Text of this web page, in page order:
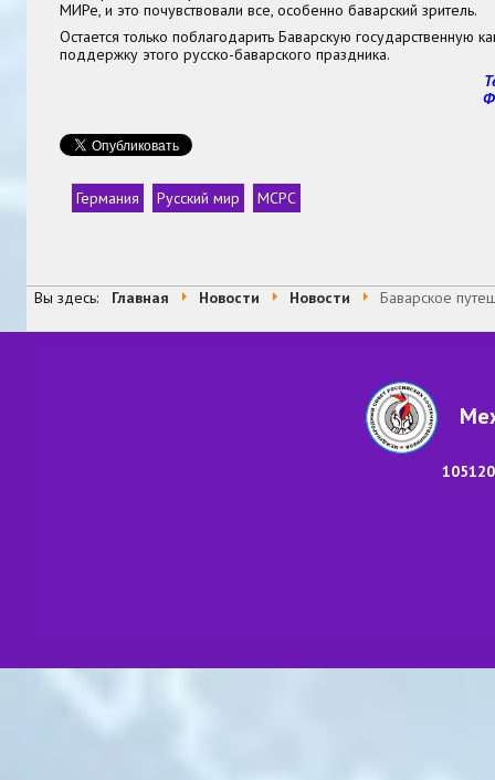
МИРе, и это почувствовали все, особенно баварский зритель.
Остается только поблагодарить Баварскую государственную
поддержку этого русско-баварского праздника.
Германия Русский мир МСРС
Вы здесь: Главная Новости Новости Баварское